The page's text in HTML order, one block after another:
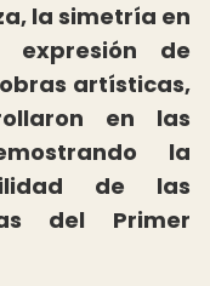
la simetría en
expresión de
artísticas,
en las
la
de las
del Primer